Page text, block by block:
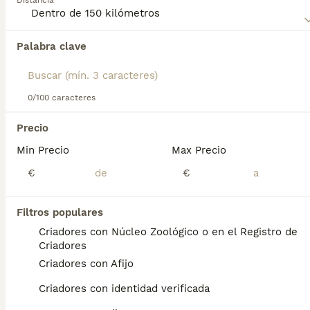
Palabra clave
0/100 caracteres
Precio
Min Precio
€
Max Precio
€
Filtros populares
Criadores con Núcleo Zoológico o en el Registro de
Criadores
Criadores con Afijo
Criadores con identidad verificada
Lee nuestra
página de consejos de compra de Spitz
Encontramos 0 Spitz Japonés Perros para
Si deseas exactamente esta búsqueda guarda tu
búsqueda y espera el resultado perfecto:
Preguntas frecuentes
¿Qué tipo de perro es un
Spitz Japonés?
El Spitz Japonés (日本スピッツ Nihon
Supittsu) es una raza canina de tipo spitz,
originaria de Japón. La raza es reconocida